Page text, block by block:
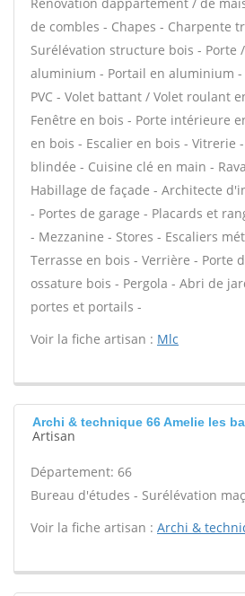
de combles - Chapes - Charpente
Surélévation structure bois - Porte
aluminium - Portail en aluminium -
PVC - Volet battant / Volet roulant
Fenêtre en bois - Porte intérieure
en bois - Escalier en bois - Vitrerie
blindée - Cuisine clé en main -
Habillage de façade - Architecte
- Portes de garage - Placards et
- Mezzanine - Stores - Escaliers
Terrasse en bois - Verrière - Porte
ossature bois - Pergola - Abri de
portes et portails -
Voir la fiche artisan : Mlc
Archi & technique 66 Amelie les
Artisan
Département: 66
Bureau d'études - Surélévation
Voir la fiche artisan : Archi &